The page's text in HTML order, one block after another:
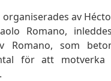
av
Romano,
Romano, som
för att